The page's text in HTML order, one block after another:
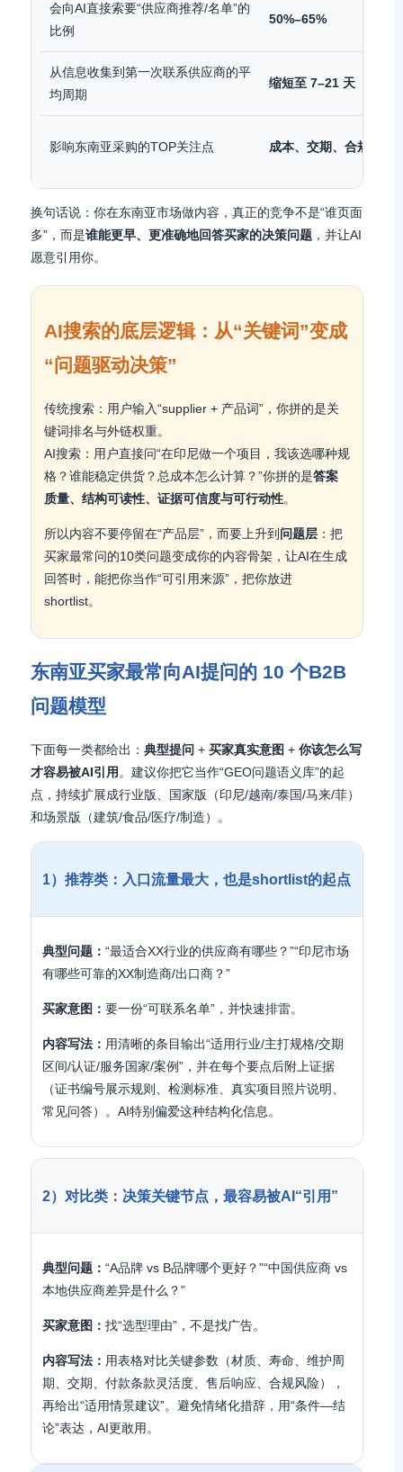
会向AI直接索要“供应商推荐/名单”的
比例
50%–65%
从信息收集到第一次联系供应商的平
均周期
缩短至 7–21 天
影响东南亚采购的TOP关注点 成本、交期、合规、风
换句话说：你在东南亚市场做内容，真正的竞争不是“谁页面
多”，而是谁能更早、更准确地回答买家的决策问题 ，并让AI
愿意引用你。
AI搜索的底层逻辑：从“关键词”变成
“问题驱动决策”
传统搜索：用户输入“supplier + 产品词”，你拼的是关
键词排名与外链权重。
AI搜索：用户直接问“在印尼做一个项目，我该选哪种规
格？谁能稳定供货？总成本怎么计算？”你拼的是答案
质量、结构可读性、证据可信度与可行动性。
所以内容不要停留在“产品层”，而要上升到 问题层 ：把
买家最常问的10类问题变成你的内容骨架，让AI在生成
回答时，能把你当作“可引用来源”，把你放进
shortlist。
东南亚买家最常向AI提问的 10 个B2B
问题模型
下面每一类都给出： 典型提问 + 买家真实意图 + 你该怎么写
才容易被AI引用 。建议你把它当作“GEO问题语义库”的起
点，持续扩展成行业版、国家版（印尼/越南/泰国/马来/菲）
和场景版（建筑/食品/医疗/制造）。
1）推荐类：入口流量最大，也是shortlist的起点
典型问题： “最适合XX行业的供应商有哪些？”“印尼市场
有哪些可靠的XX制造商/出口商？”
买家意图： 要一份“可联系名单”，并快速排雷。
内容写法： 用清晰的条目输出“适用行业/主打规格/交期
区间/认证/服务国家/案例”，并在每个要点后附上证据
（证书编号展示规则、检测标准、真实项目照片说明、
常见问答）。AI特别偏爱这种结构化信息。
2）对比类：决策关键节点，最容易被AI“引用”
典型问题： “A品牌 vs B品牌哪个更好？”“中国供应商 vs
本地供应商差异是什么？”
买家意图： 找“选型理由”，不是找广告。
内容写法： 用表格对比关键参数（材质、寿命、维护周
期、交期、付款条款灵活度、售后响应、合规风险），
再给出“适用情景建议”。避免情绪化措辞，用“条件—结
论”表达，AI更敢用。